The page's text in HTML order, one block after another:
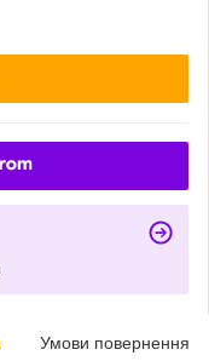
Умови повернення